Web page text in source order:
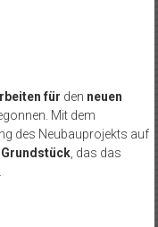
für den neuen
Mit dem
des Neubauprojekts auf
, das das